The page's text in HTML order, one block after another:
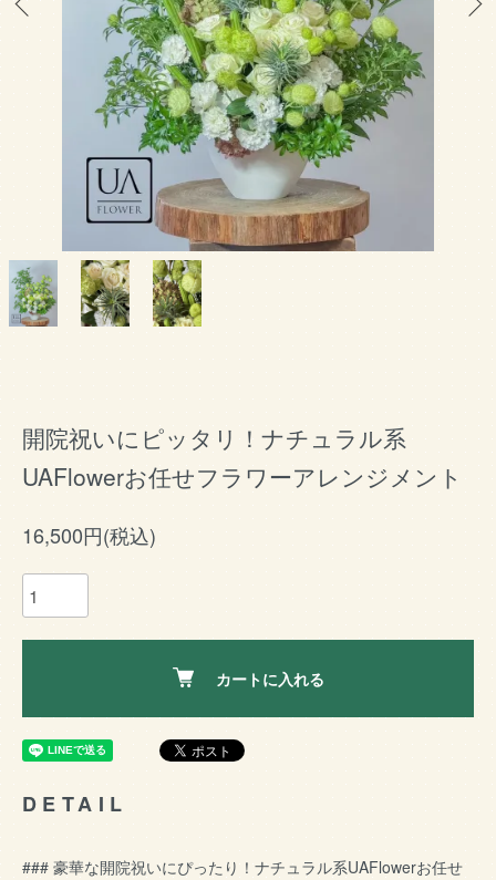
開院祝いにピッタリ！ナチュラル系
UAFlowerお任せフラワーアレンジメント
16,500円(税込)
カートに入れる
DETAIL
### 豪華な開院祝いにぴったり！ナチュラル系UAFlowerお任せ